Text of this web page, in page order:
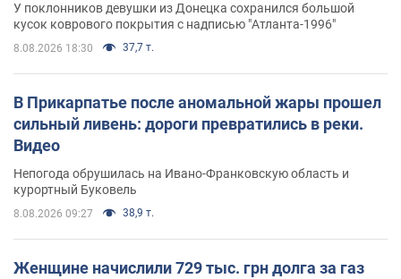
У поклонников девушки из Донецка сохранился большой
кусок коврового покрытия с надписью "Атланта-1996"
8.08.2026 18:30 37,7 т.
В Прикарпатье после аномальной жары прошел
сильный ливень: дороги превратились в реки.
Видео
Непогода обрушилась на Ивано-Франковскую область и
курортный Буковель
8.08.2026 09:27 38,9 т.
Женщине начислили 729 тыс. грн долга за газ